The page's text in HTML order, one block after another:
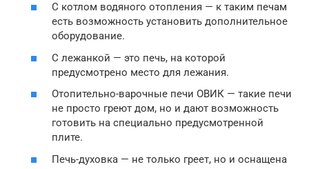
С котлом водяного отопления — к таким печам
есть возможность установить дополнительное
оборудование.
С лежанкой — это печь, на которой
предусмотрено место для лежания.
Отопительно-варочные печи ОВИК — такие печи
не просто греют дом, но и дают возможность
готовить на специально предусмотренной
плите.
Печь-духовка — не только греет, но и оснащена